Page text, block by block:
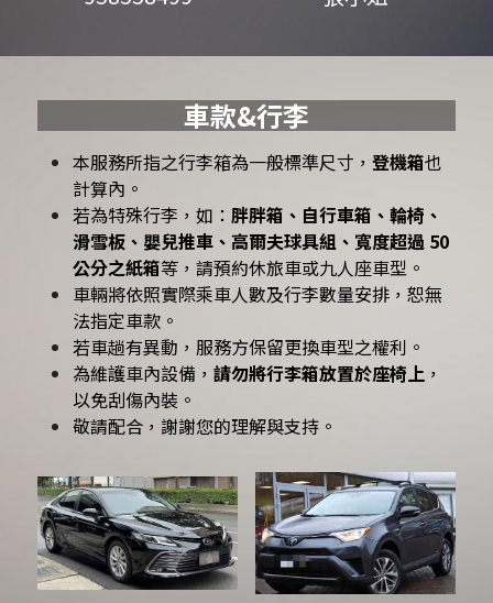
車款&行李
本服務所指之行李箱為一般標準尺寸， 登機箱也
計算內。
若為特殊行李，如： 胖胖箱、自行車箱、輪椅、
滑雪板、嬰兒推車、高爾夫球具組、寬度超過 50
公分之紙箱等，請預約休旅車或九人座車型。
車輛將依照實際乘車人數及行李數量安排，恕無
法指定車款。
若車趟有異動，服務方保留更換車型之權利。
為維護車內設備， 請勿將行李箱放置於座椅上 ，
以免刮傷內裝。
敬請配合，謝謝您的理解與支持。